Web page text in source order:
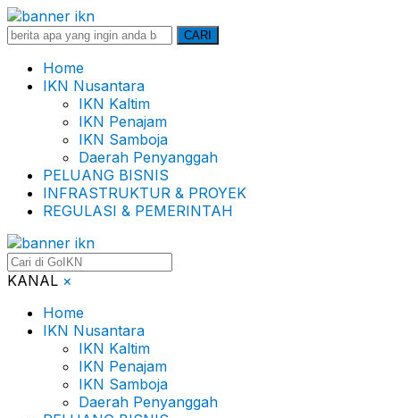
Search
CARI
Home
IKN Nusantara
IKN Kaltim
IKN Penajam
IKN Samboja
Daerah Penyanggah
PELUANG BISNIS
INFRASTRUKTUR & PROYEK
REGULASI & PEMERINTAH
KANAL ×
Home
IKN Nusantara
IKN Kaltim
IKN Penajam
IKN Samboja
Daerah Penyanggah